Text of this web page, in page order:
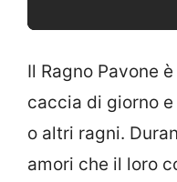
Il Ragno Pavone
caccia di giorno
o altri ragni.
amori che il loro